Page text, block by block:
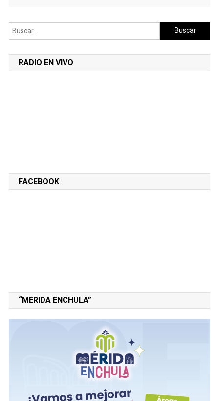
Buscar:
RADIO EN VIVO
FACEBOOK
“MERIDA ENCHULA”